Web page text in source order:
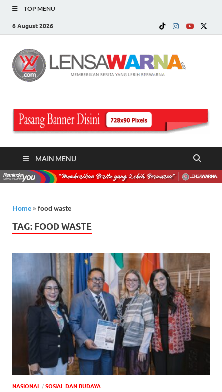
TOP MENU
6 August 2026
MAIN MENU
Home » food waste
TAG: FOOD WASTE
NASIONAL / SOSIAL DAN BUDAYA